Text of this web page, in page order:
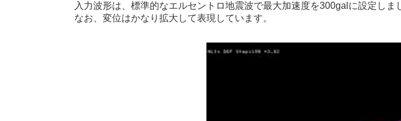
入力波形は、標準的なエルセントロ地震波で最大加速度を300galに設定しま
なお、変位はかなり拡大して表現しています。